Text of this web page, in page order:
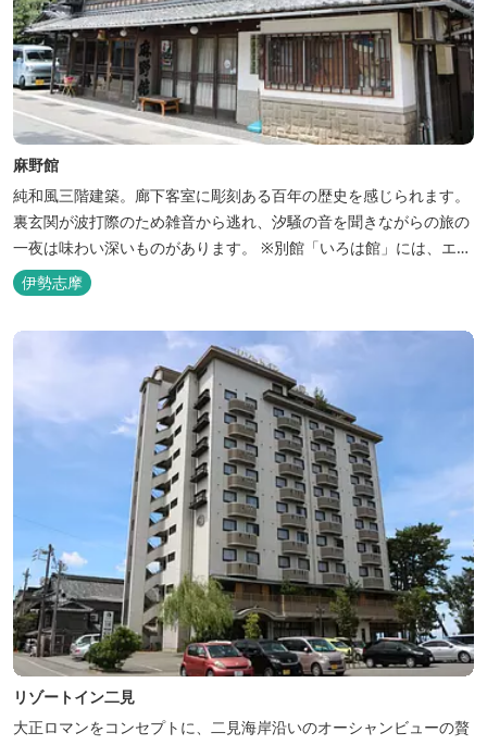
麻野館
純和風三階建築。廊下客室に彫刻ある百年の歴史を感じられます。
裏玄関が波打際のため雑音から逃れ、汐騒の音を聞きながらの旅の
一夜は味わい深いものがあります。 ※別館「いろは館」には、エイ
リアンやプレデターのリアルな模型があり、初めて見た方はビック
リしますよ。
伊勢志摩
リゾートイン二見
大正ロマンをコンセプトに、二見海岸沿いのオーシャンビューの贅